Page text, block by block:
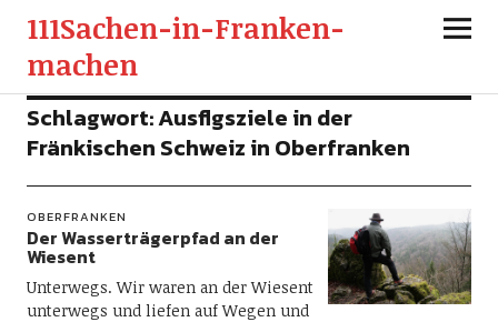
111Sachen-in-Franken-
machen
Schlagwort:Ausflgsziele in der
Fränkischen Schweiz in Oberfranken
OBERFRANKEN
Der Wasserträgerpfad an der
Wiesent
Unterwegs. Wir waren an der Wiesent
unterwegs und liefen auf Wegen und